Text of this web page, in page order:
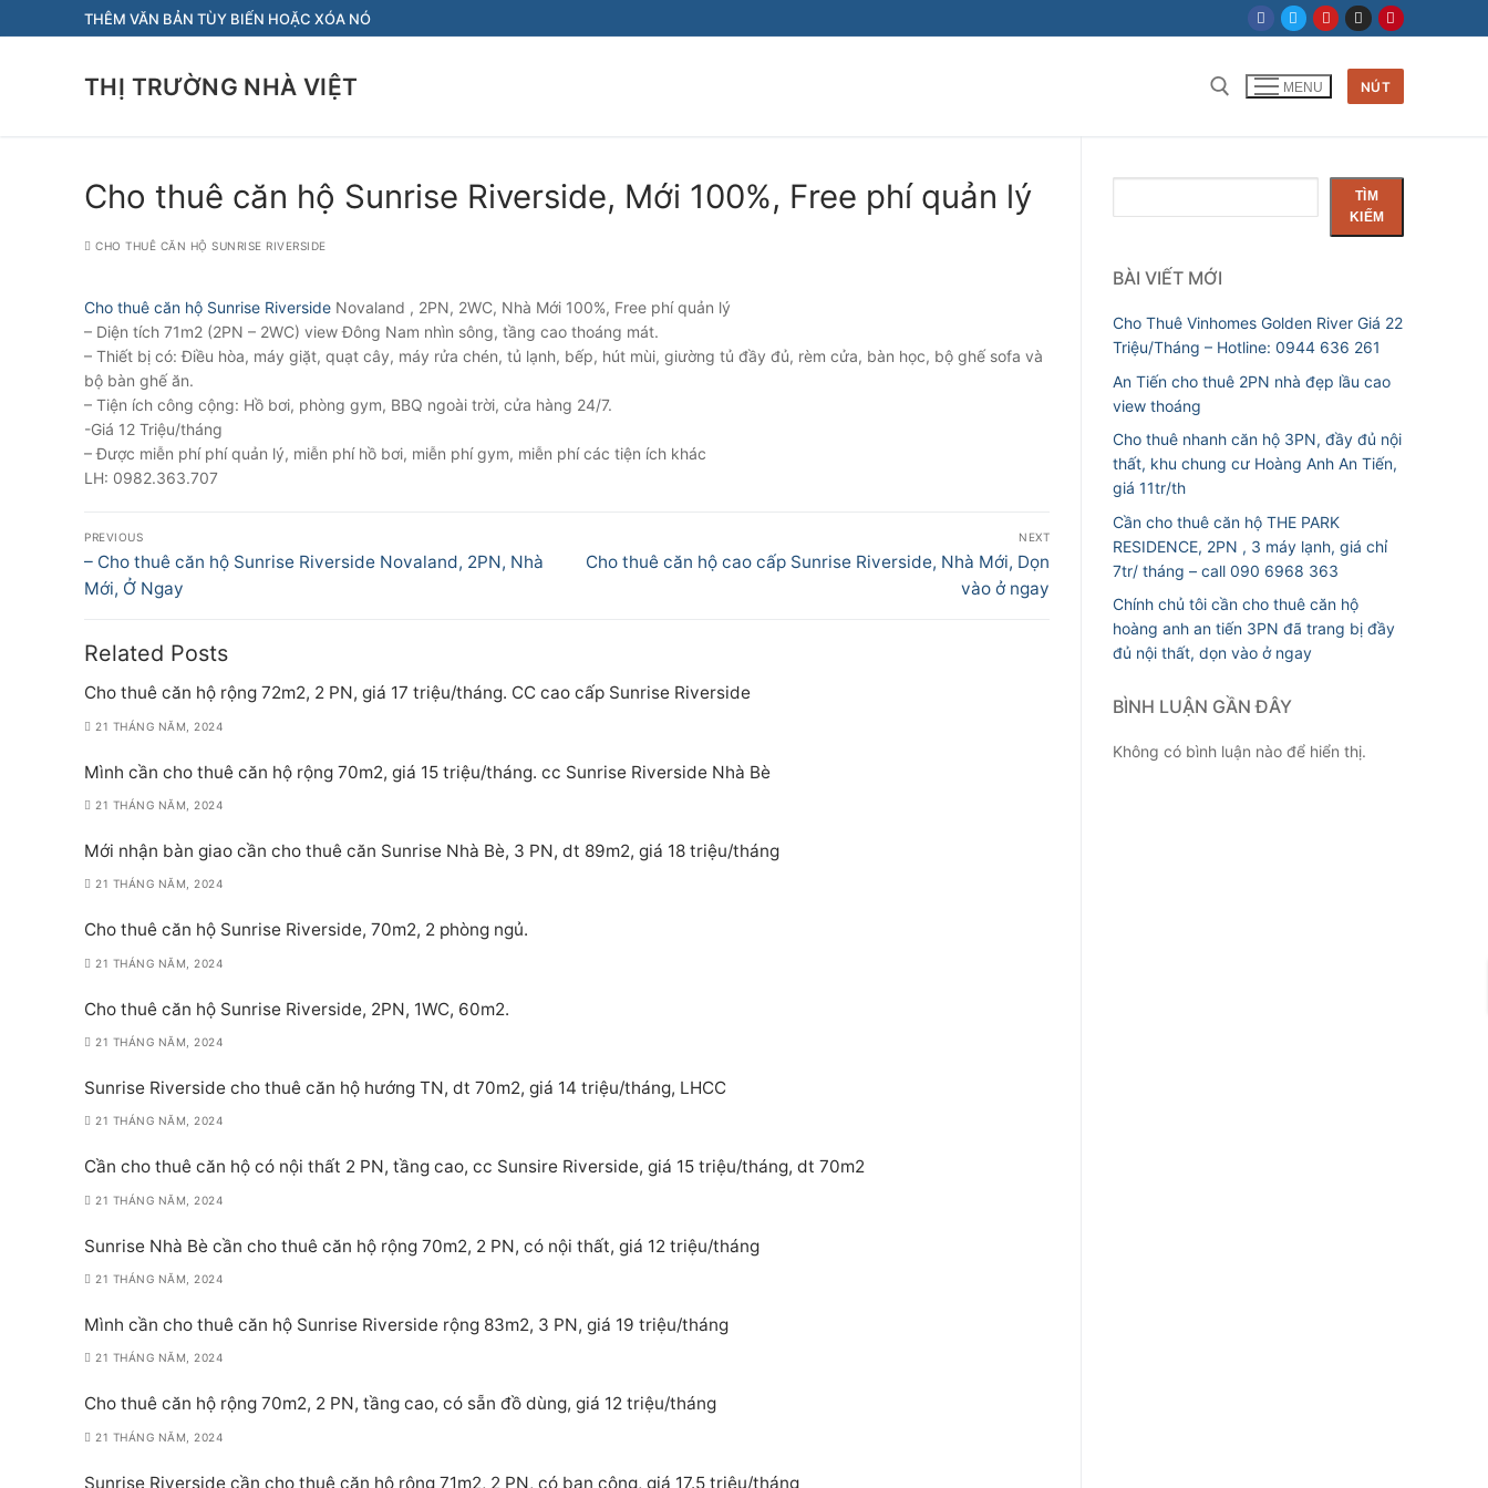
đến
THÊM VĂN BẢN TÙY BIẾN HOẶC XÓA NÓ
THỊ TRƯỜNG NHÀ VIỆT MENU NÚT
Cho thuê căn hộ Sunrise Riverside, Mới 100%, Free phí quản lý
CHO THUÊ CĂN HỘ SUNRISE RIVERSIDE
Cho thuê căn hộ Sunrise Riverside Novaland , 2PN, 2WC, Nhà Mới 100%, Free phí quản lý
– Diện tích 71m2 (2PN – 2WC) view Đông Nam nhìn sông, tầng cao thoáng mát.
– Thiết bị có: Điều hòa, máy giặt, quạt cây, máy rửa chén, tủ lạnh, bếp, hút mùi, giường tủ đầy đủ, rèm cửa, bàn học, bộ ghế sofa và
bộ bàn ghế ăn.
– Tiện ích công cộng: Hồ bơi, phòng gym, BBQ ngoài trời, cửa hàng 24/7.
-Giá 12 Triệu/tháng
– Được miễn phí phí quản lý, miễn phí hồ bơi, miễn phí gym, miễn phí các tiện ích khác
LH: 0982.363.707
Điều
hướng
bài
viết
PREVIOUS
Previous
post:
– Cho thuê căn hộ Sunrise Riverside Novaland, 2PN, Nhà
Mới, Ở Ngay
NEXT
Next
Cho thuê căn hộ cao cấp Sunrise Riverside, Nhà Mới, Dọn
vào ở ngay
Related Posts
Cho thuê căn hộ rộng 72m2, 2 PN, giá 17 triệu/tháng. CC cao cấp Sunrise Riverside
21 THÁNG NĂM, 2024
Mình cần cho thuê căn hộ rộng 70m2, giá 15 triệu/tháng. cc Sunrise Riverside Nhà Bè
21 THÁNG NĂM, 2024
Mới nhận bàn giao cần cho thuê căn Sunrise Nhà Bè, 3 PN, dt 89m2, giá 18 triệu/tháng
21 THÁNG NĂM, 2024
Cho thuê căn hộ Sunrise Riverside, 70m2, 2 phòng ngủ.
21 THÁNG NĂM, 2024
Cho thuê căn hộ Sunrise Riverside, 2PN, 1WC, 60m2.
21 THÁNG NĂM, 2024
Sunrise Riverside cho thuê căn hộ hướng TN, dt 70m2, giá 14 triệu/tháng, LHCC
21 THÁNG NĂM, 2024
Cần cho thuê căn hộ có nội thất 2 PN, tầng cao, cc Sunsire Riverside, giá 15 triệu/tháng, dt 70m2
21 THÁNG NĂM, 2024
Sunrise Nhà Bè cần cho thuê căn hộ rộng 70m2, 2 PN, có nội thất, giá 12 triệu/tháng
21 THÁNG NĂM, 2024
Mình cần cho thuê căn hộ Sunrise Riverside rộng 83m2, 3 PN, giá 19 triệu/tháng
21 THÁNG NĂM, 2024
Cho thuê căn hộ rộng 70m2, 2 PN, tầng cao, có sẵn đồ dùng, giá 12 triệu/tháng
21 THÁNG NĂM, 2024
Sunrise Riverside cần cho thuê căn hộ rộng 71m2, 2 PN, có ban công, giá 17.5 triệu/tháng
kiếm
TÌM
KIẾM
BÀI VIẾT MỚI
Cho Thuê Vinhomes Golden River Giá 22
Triệu/Tháng – Hotline: 0944 636 261
An Tiến cho thuê 2PN nhà đẹp lầu cao
view thoáng
Cho thuê nhanh căn hộ 3PN, đầy đủ nội
thất, khu chung cư Hoàng Anh An Tiến,
giá 11tr/th
Cần cho thuê căn hộ THE PARK
RESIDENCE, 2PN , 3 máy lạnh, giá chỉ
7tr/ tháng – call 090 6968 363
Chính chủ tôi cần cho thuê căn hộ
hoàng anh an tiến 3PN đã trang bị đầy
đủ nội thất, dọn vào ở ngay
BÌNH LUẬN GẦN ĐÂY
Không có bình luận nào để hiển thị.